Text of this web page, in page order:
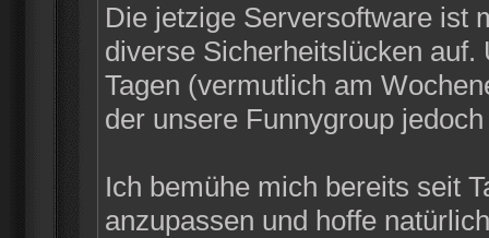
Die jetzige Serversoftware ist
diverse Sicherheitslücken
Tagen (vermutlich am
der unsere Funnygroup
Ich bemühe mich bereits seit
anzupassen und hoffe